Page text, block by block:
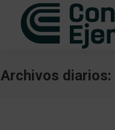
Archivos diarios: